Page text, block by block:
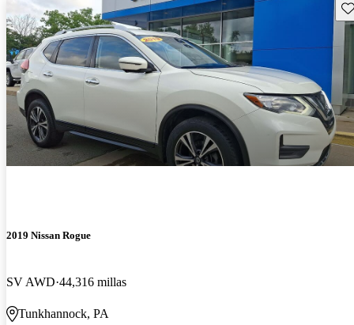
2019 Nissan Rogue
SV AWD 44,316 millas
Tunkhannock, PA